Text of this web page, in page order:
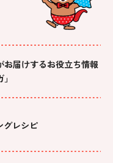
お届けするお役立ち情報
グレシピ